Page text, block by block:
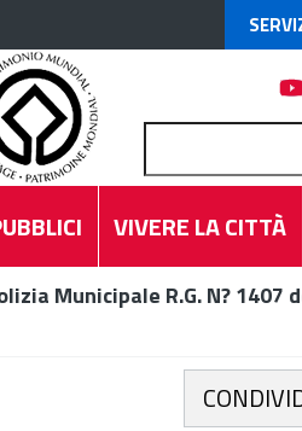
VIVERE LA CITTÀ
Municipale R.G. N? 1407